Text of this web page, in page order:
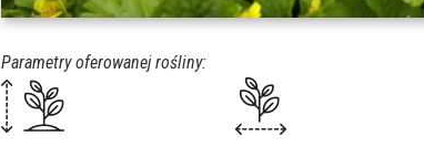
Parametry oferowanej rośliny: